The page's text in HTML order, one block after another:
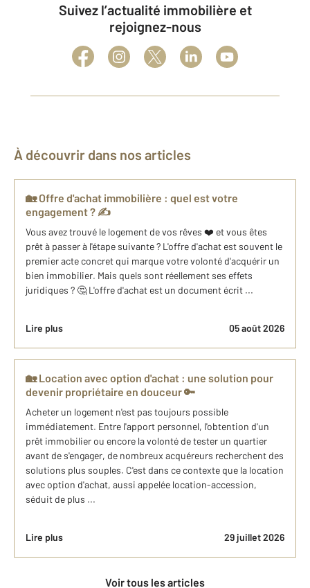
Suivez l’actualité immobilière et
rejoignez-nous
À découvrir dans nos articles
🏡 Offre d'achat immobilière : quel est votre
engagement ? ✍️
Vous avez trouvé le logement de vos rêves ❤️ et vous êtes
prêt à passer à l'étape suivante ? L'offre d'achat est souvent le
premier acte concret qui marque votre volonté d'acquérir un
bien immobilier. Mais quels sont réellement ses effets
juridiques ? 🤔 L'offre d'achat est un document écrit ...
Lire plus 05 août 2026
🏡 Location avec option d'achat : une solution pour
devenir propriétaire en douceur 🔑
Acheter un logement n'est pas toujours possible
immédiatement. Entre l'apport personnel, l'obtention d'un
prêt immobilier ou encore la volonté de tester un quartier
avant de s'engager, de nombreux acquéreurs recherchent des
solutions plus souples. C'est dans ce contexte que la location
avec option d'achat, aussi appelée location-accession,
séduit de plus ...
Lire plus 29 juillet 2026
Voir tous les articles